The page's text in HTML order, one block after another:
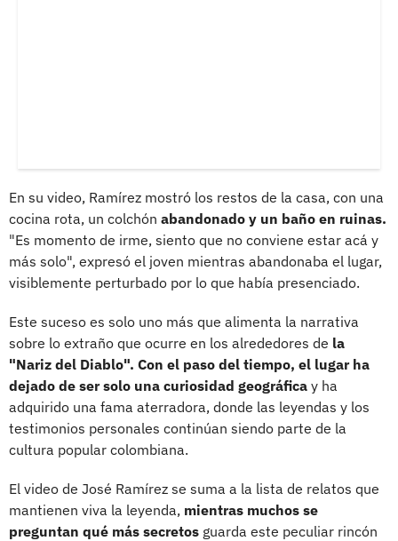
En su video, Ramírez mostró los restos de la casa, con una
cocina rota, un colchón abandonado y un baño en ruinas.
"Es momento de irme, siento que no conviene estar acá y
más solo", expresó el joven mientras abandonaba el lugar,
visiblemente perturbado por lo que había presenciado.
Este suceso es solo uno más que alimenta la narrativa
sobre lo extraño que ocurre en los alrededores de la
"Nariz del Diablo". Con el paso del tiempo, el lugar ha
dejado de ser solo una curiosidad geográfica y ha
adquirido una fama aterradora, donde las leyendas y los
testimonios personales continúan siendo parte de la
cultura popular colombiana.
El video de José Ramírez se suma a la lista de relatos que
mantienen viva la leyenda, mientras muchos se
preguntan qué más secretos guarda este peculiar rincón